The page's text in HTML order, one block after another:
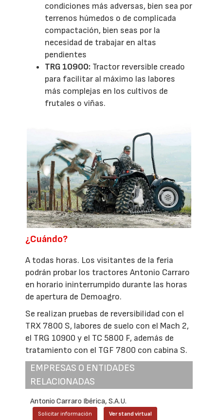
condiciones más adversas, bien sea por
terrenos húmedos o de complicada
compactación, bien seas por la
necesidad de trabajar en altas
pendientes
TRG 10900: Tractor reversible creado
para facilitar al máximo las labores
más complejas en los cultivos de
frutales o viñas.
¿Cuándo?
A todas horas. Los visitantes de la feria
podrán probar los tractores Antonio Carraro
en horario ininterrumpido durante las horas
de apertura de Demoagro.
Se realizan pruebas de reversibilidad con el
TRX 7800 S, labores de suelo con el Mach 2,
el TRG 10900 y el TC 5800 F, además de
tratamiento con el TGF 7800 con cabina S.
EMPRESAS O ENTIDADES
RELACIONADAS
Antonio Carraro Ibérica, S.A.U.
Solicitar información Ver stand virtual